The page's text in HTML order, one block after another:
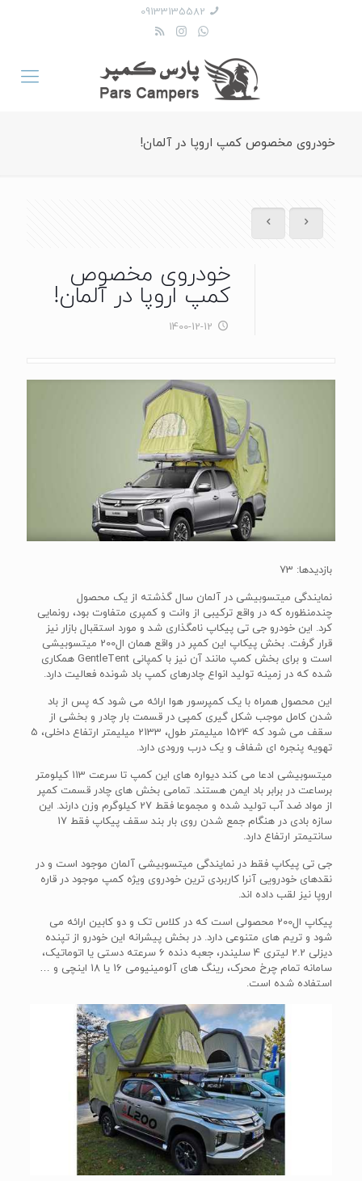
09133135582
خودروی مخصوص کمپ اروپا در آلمان!
خودروی مخصوص
کمپ اروپا در آلمان!
1400-12-12
بازدیدها: 73
نمایندگی میتسوبیشی در آلمان سال گذشته از یک محصول
چندمنظوره که در واقع ترکیبی از وانت و کمپری متفاوت بود، رونمایی
کرد. این خودرو جی تی پیکاپ نامگذاری شد و مورد استقبال بازار نیز
قرار گرفت. بخش پیکاپ این کمپر در واقع همان ال200 میتسوبیشی
است و برای بخش کمپ مانند آن نیز با کمپانی GentleTent همکاری
شده که در زمینه تولید انواع چادرهای کمپ باد شونده فعالیت دارد.
این محصول همراه با یک کمپرسور هوا ارائه می شود که پس از باد
شدن کامل موجب شکل گیری کمپی در قسمت بار چادر و بخشی از
سقف می شود که 1524 میلیمتر طول، 2133 میلیمتر ارتفاع داخلی، 5
تهویه پنجره ای شفاف و یک درب ورودی دارد.
میتسوبیشی ادعا می کند دیواره های این کمپ تا سرعت 113 کیلومتر
برساعت در برابر باد ایمن هستند. تمامی بخش های چادر قسمت کمپر
از مواد ضد آب تولید شده و مجموعا فقط 27 کیلوگرم وزن دارند. این
سازه بادی در هنگام جمع شدن روی بار بند سقف پیکاپ فقط 17
سانتیمتر ارتفاع دارد.
جی تی پیکاپ فقط در نمایندگی میتسوبیشی آلمان موجود است و در
نقدهای خودرویی آنرا کاربردی ترین خودروی ویژه کمپ موجود در قاره
اروپا نیز لقب داده اند.
پیکاپ ال200 محصولی است که در کلاس تک و دو کابین ارائه می
شود و تریم های متنوعی دارد. در بخش پیشرانه این خودرو از تپنده
دیزلی 2.2 لیتری 4 سلیندر، جعبه دنده 6 سرعته دستی یا اتوماتیک،
سامانه تمام چرخ محرک، رینگ های آلومینیومی 16 یا 18 اینچی و …
استفاده شده است.